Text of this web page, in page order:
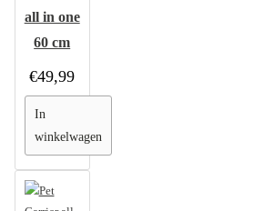
all in one
60 cm
€49,99
In
winkelwagen